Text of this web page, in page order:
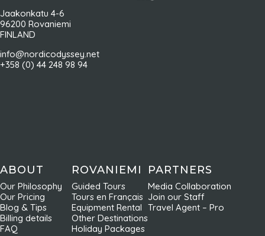
Jaakonkatu 4-6
96200 Rovaniemi
FINLAND
info@nordicodyssey.net
+358 (0) 44 248 98 94
ABOUT
Our Philosophy
Our Pricing
Blog & Tips
Billing details
FAQ
ROVANIEMI
Guided Tours
Tours en Français
Equipment Rental
Other Destinations
Holiday Packages
PARTNERS
Media Collaboration
Join our Staff
Travel Agent – Pro